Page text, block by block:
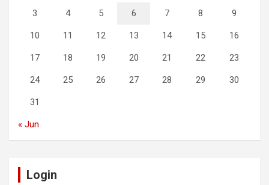
3 4 5 6 7 8 9
10 11 12 13 14 15 16
17 18 19 20 21 22 23
24 25 26 27 28 29 30
31
« Jun
Login